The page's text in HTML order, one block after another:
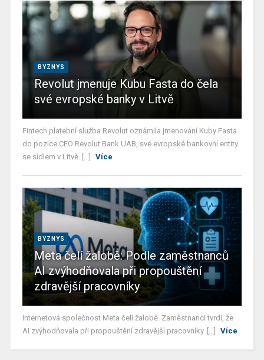
BYZNYS
Revolut jmenuje Kubu Fasta do čela
své evropské banky v Litvě
Fintech platební služba Revolut oznámila jmenování Kuby Fasta
do pozice CEO Revolut Bank UAB, své evropské bankovní entity
se sídlem v Litvě. [...]
Více
BYZNYS
Meta čelí žalobě: Podle zaměstnanců
AI zvýhodňovala při propouštění
zdravější pracovníky
Internetová společnost Meta čelí žalobě. Zaměstnanci tvrdí, že
AI zvýhodňovala při propouštění zdravější pracovníky. [...]
Více